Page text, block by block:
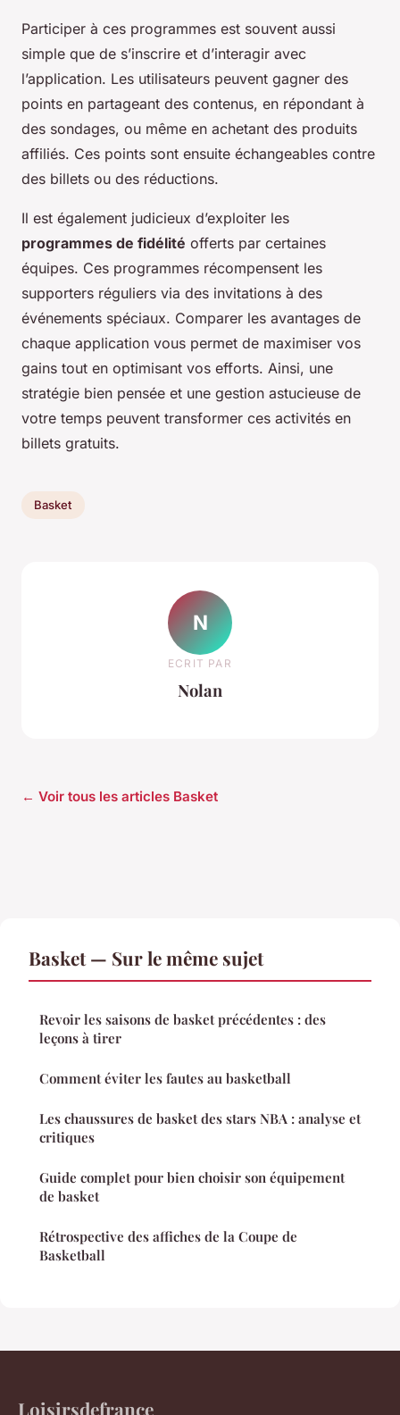
Participer à ces programmes est souvent aussi
simple que de s’inscrire et d’interagir avec
l’application. Les utilisateurs peuvent gagner des
points en partageant des contenus, en répondant à
des sondages, ou même en achetant des produits
affiliés. Ces points sont ensuite échangeables contre
des billets ou des réductions.
Il est également judicieux d’exploiter les
programmes de fidélité offerts par certaines
équipes. Ces programmes récompensent les
supporters réguliers via des invitations à des
événements spéciaux. Comparer les avantages de
chaque application vous permet de maximiser vos
gains tout en optimisant vos efforts. Ainsi, une
stratégie bien pensée et une gestion astucieuse de
votre temps peuvent transformer ces activités en
billets gratuits.
Basket
N
ECRIT PAR
Nolan
← Voir tous les articles Basket
Basket — Sur le même sujet
Revoir les saisons de basket précédentes : des
leçons à tirer
Comment éviter les fautes au basketball
Les chaussures de basket des stars NBA : analyse et
critiques
Guide complet pour bien choisir son équipement
de basket
Rétrospective des affiches de la Coupe de
Basketball
Loisirsdefrance